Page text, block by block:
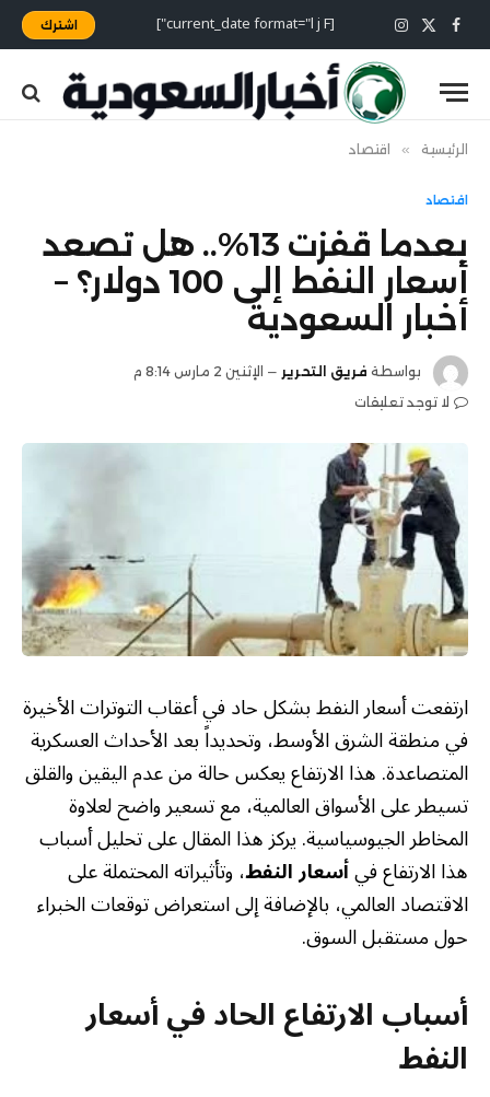
فيسبوك
X
(Twitter)
الانستغرام [current_date format="l j F"] اشترك
الرئيسية » اقتصاد
اقتصاد
بعدما قفزت 13%.. هل تصعد
أسعار النفط إلى 100 دولار؟ –
أخبار السعودية
بواسطة فريق التحرير
الإثنين 2 مارس 8:14 م
لا توجد تعليقات
ارتفعت أسعار النفط بشكل حاد في أعقاب التوترات الأخيرة
في منطقة الشرق الأوسط، وتحديداً بعد الأحداث العسكرية
المتصاعدة. هذا الارتفاع يعكس حالة من عدم اليقين والقلق
تسيطر على الأسواق العالمية، مع تسعير واضح لعلاوة
المخاطر الجيوسياسية. يركز هذا المقال على تحليل أسباب
هذا الارتفاع فيأسعار النفط، وتأثيراته المحتملة على
الاقتصاد العالمي، بالإضافة إلى استعراض توقعات الخبراء
حول مستقبل السوق.
أسباب الارتفاع الحاد في أسعار
النفط